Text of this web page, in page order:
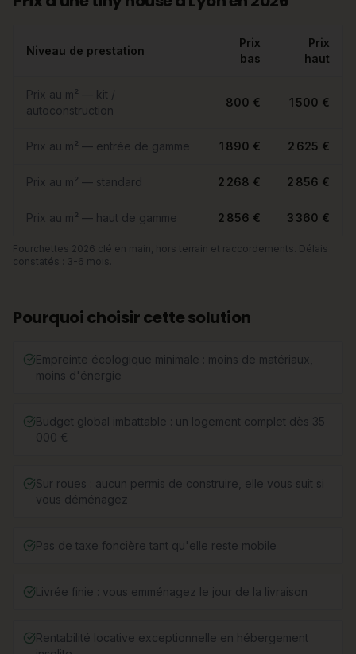
Niveau de prestation
Prix
bas
Prix
haut
Prix au m² — kit /
autoconstruction
800 € 1 500 €
Prix au m² — entrée de gamme 1 890 € 2 625 €
Prix au m² — standard 2 268 € 2 856 €
Prix au m² — haut de gamme 2 856 € 3 360 €
Fourchettes 2026 clé en main, hors terrain et raccordements. Délais
constatés : 3-6 mois.
Pourquoi choisir cette solution
Empreinte écologique minimale : moins de matériaux,
moins d'énergie
Budget global imbattable : un logement complet dès 35
000 €
Sur roues : aucun permis de construire, elle vous suit si
vous déménagez
Pas de taxe foncière tant qu'elle reste mobile
Livrée finie : vous emménagez le jour de la livraison
Rentabilité locative exceptionnelle en hébergement